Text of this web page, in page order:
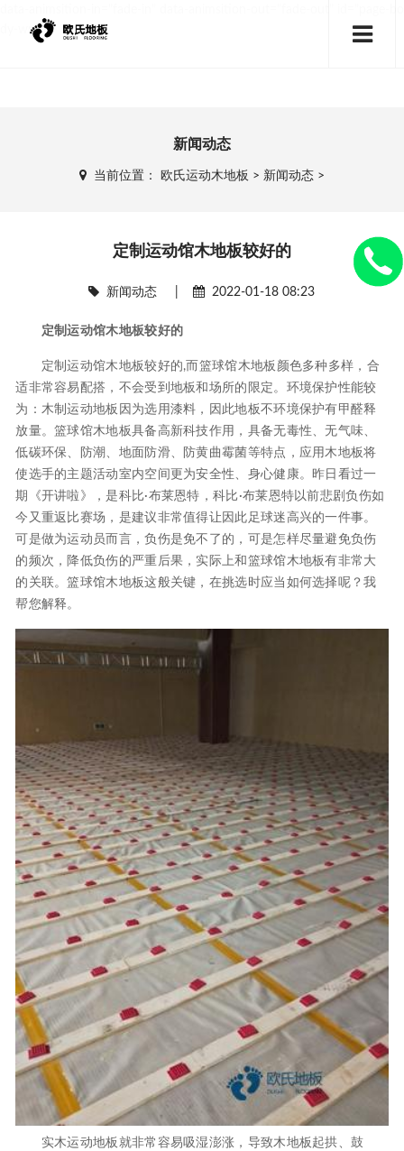
dy-wrap">
新闻动态
当前位置： 欧氏运动木地板 > 新闻动态 >
定制运动馆木地板较好的
新闻动态 2022-01-18 08:23
定制运动馆木地板较好的
定制运动馆木地板较好的,而篮球馆木地板颜色多种多样，合
适非常容易配搭，不会受到地板和场所的限定。环境保护性能较
为：木制运动地板因为选用漆料，因此地板不环境保护有甲醛释
放量。篮球馆木地板具备高新科技作用，具备无毒性、无气味、
低碳环保、防潮、地面防滑、防黄曲霉菌等特点，应用木地板将
使选手的主题活动室内空间更为安全性、身心健康。昨日看过一
期《开讲啦》，是科比·布莱恩特，科比·布莱恩特以前悲剧负伤如
今又重返比赛场，是建议非常值得让因此足球迷高兴的一件事。
可是做为运动员而言，负伤是免不了的，可是怎样尽量避免负伤
的频次，降低负伤的严重后果，实际上和篮球馆木地板有非常大
的关联。篮球馆木地板这般关键，在挑选时应当如何选择呢？我
帮您解释。
实木运动地板就非常容易吸湿澎涨，导致木地板起拱、鼓